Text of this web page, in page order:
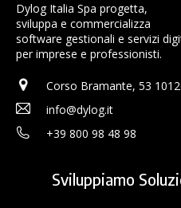
Dylog Italia Spa progetta,
sviluppa e commercializza
software gestionali e servizi
per imprese e professionisti.
Corso Bramante, 53
info@dylog.it
+39 800 98 48 98
Sviluppiamo